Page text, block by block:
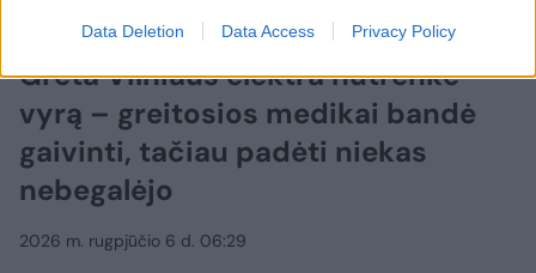
Data Deletion Data Access Privacy Policy
Lietuvos diena Nelaimės
Greta Vilniaus elektra nutrenkė
vyrą – greitosios medikai bandė
gaivinti, tačiau padėti niekas
nebegalėjo
2026 m. rugpjūčio 6 d. 06:29